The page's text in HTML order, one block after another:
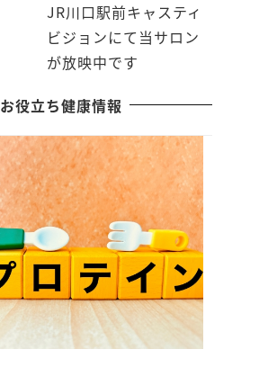
JR川口駅前キャスティ
ビジョンにて当サロン
が放映中です
お役立ち健康情報